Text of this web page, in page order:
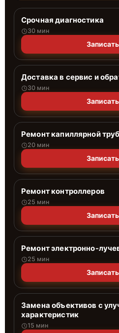
Срочная диагностика
30 мин
Доставка в сервис и
30 мин
Ремонт капиллярной
20 мин
Ремонт контроллеров
25 мин
Ремонт электронно-
25 мин
Замена объективов с
характеристик
15 мин